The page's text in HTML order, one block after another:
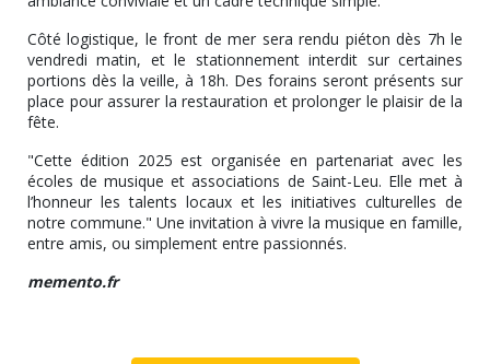
Côté logistique, le front de mer sera rendu piéton dès 7h le
vendredi matin, et le stationnement interdit sur certaines
portions dès la veille, à 18h. Des forains seront présents sur
place pour assurer la restauration et prolonger le plaisir de la
fête.
"Cette édition 2025 est organisée en partenariat avec les
écoles de musique et associations de Saint-Leu. Elle met à
l’honneur les talents locaux et les initiatives culturelles de
notre commune." Une invitation à vivre la musique en famille,
entre amis, ou simplement entre passionnés.
memento.fr